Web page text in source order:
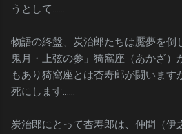
うとして……
物語の終盤、炭治郎たちは魘夢を倒
鬼月・上弦の参」猗窩座（あかざ）
もあり猗窩座とは杏寿郎が闘います
死にします……
炭治郎にとって杏寿郎は、仲間（伊